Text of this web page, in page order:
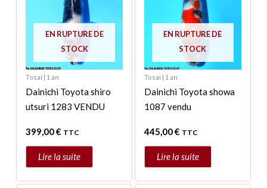
EN RUPTURE DE
STOCK
Tosai | 1 an
Dainichi Toyota shiro
utsuri 1283 VENDU
399,00€ TTC
Lire la suite
EN RUPTURE DE
STOCK
Tosai | 1 an
Dainichi Toyota showa
1087 vendu
445,00€ TTC
Lire la suite